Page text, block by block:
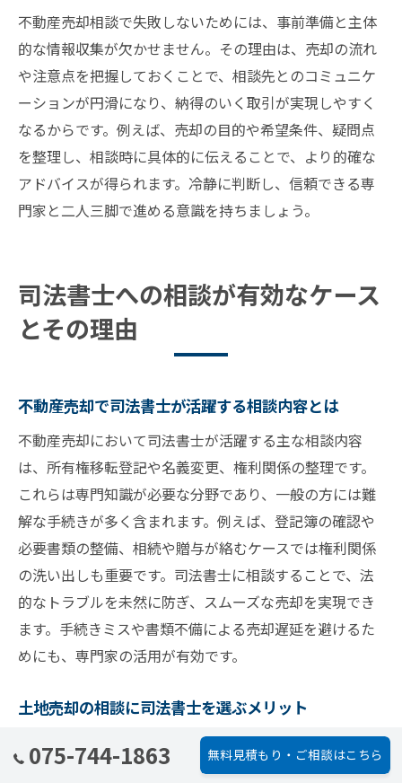
不動産売却相談で失敗しないためには、事前準備と主体
的な情報収集が欠かせません。その理由は、売却の流れ
や注意点を把握しておくことで、相談先とのコミュニケ
ーションが円滑になり、納得のいく取引が実現しやすく
なるからです。例えば、売却の目的や希望条件、疑問点
を整理し、相談時に具体的に伝えることで、より的確な
アドバイスが得られます。冷静に判断し、信頼できる専
門家と二人三脚で進める意識を持ちましょう。
司法書士への相談が有効なケース
とその理由
不動産売却で司法書士が活躍する相談内容とは
不動産売却において司法書士が活躍する主な相談内容
は、所有権移転登記や名義変更、権利関係の整理です。
これらは専門知識が必要な分野であり、一般の方には難
解な手続きが多く含まれます。例えば、登記簿の確認や
必要書類の整備、相続や贈与が絡むケースでは権利関係
の洗い出しも重要です。司法書士に相談することで、法
的なトラブルを未然に防ぎ、スムーズな売却を実現でき
ます。手続きミスや書類不備による売却遅延を避けるた
めにも、専門家の活用が有効です。
土地売却の相談に司法書士を選ぶメリット
土地売却時に司法書士へ相談する最大のメリットは、法
的なリスク管理と煩雑な登記手続きの代行です。特に土
075-744-1863 無料見積もり・ご相談はこちら